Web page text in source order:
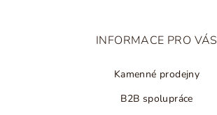
INFORMACE PRO VÁS
Kamenné prodejny
B2B spolupráce